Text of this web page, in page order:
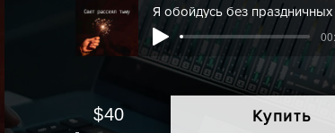
$40 Купить